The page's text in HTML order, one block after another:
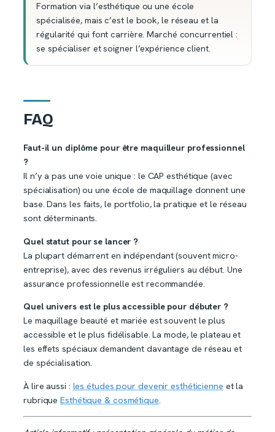
Formation via l’esthétique ou une école
spécialisée, mais c’est le book, le réseau et la
régularité qui font carrière. Marché concurrentiel :
se spécialiser et soigner l’expérience client.
FAQ
Faut-il un diplôme pour être maquilleur professionnel
?
Il n’y a pas une voie unique : le CAP esthétique (avec
spécialisation) ou une école de maquillage donnent une
base. Dans les faits, le portfolio, la pratique et le réseau
sont déterminants.
Quel statut pour se lancer ?
La plupart démarrent en indépendant (souvent micro-
entreprise), avec des revenus irréguliers au début. Une
assurance professionnelle est recommandée.
Quel univers est le plus accessible pour débuter ?
Le maquillage beauté et mariée est souvent le plus
accessible et le plus fidélisable. La mode, le plateau et
les effets spéciaux demandent davantage de réseau et
de spécialisation.
À lire aussi : les études pour devenir esthéticienne et la
rubriqueEsthétique & cosmétique.